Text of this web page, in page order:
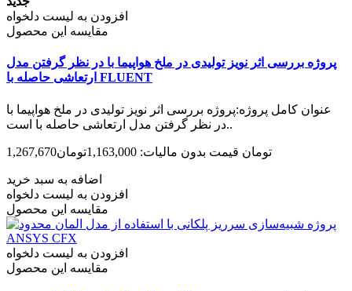
افزودن به لیست دلخواه
مقایسه این محصول
پروژه بررسی اثر نویز تولیدی در ملخ هواپیما با در نظر گرفتن مدل
ارتعاشی حاصله با FLUENT‌
عنوان کامل پروژه:پروژه بررسی اثر نویز تولیدی در ملخ هواپیما با
در نظر گرفتن مدل ارتعاشی حاصله با است..
1,267,670تومان قیمت بدون مالیات: 1,163,000تومان
اضافه به سبد خرید
افزودن به لیست دلخواه
مقایسه این محصول
افزودن به لیست دلخواه
مقایسه این محصول